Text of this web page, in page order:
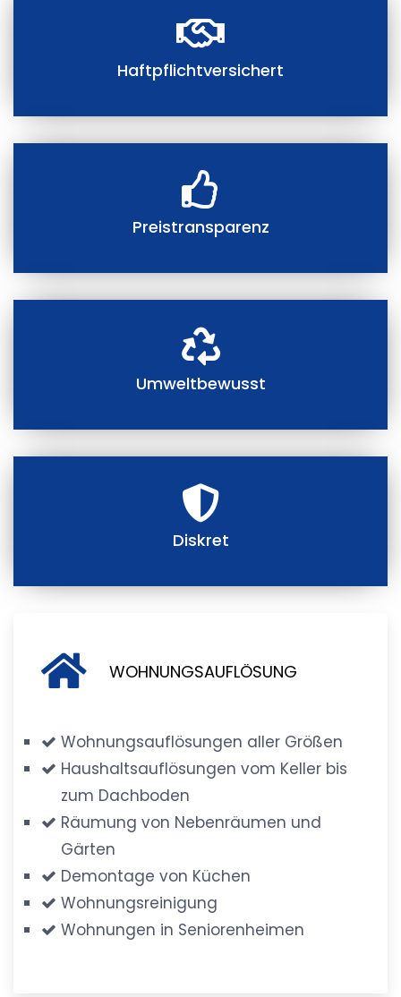
Haftpflichtversichert
Preistransparenz
Umweltbewusst
Diskret
WOHNUNGSAUFLÖSUNG
Wohnungsauflösungen aller Größen
Haushaltsauflösungen vom Keller bis
zum Dachboden
Räumung von Nebenräumen und
Gärten
Demontage von Küchen
Wohnungsreinigung
Wohnungen in Seniorenheimen